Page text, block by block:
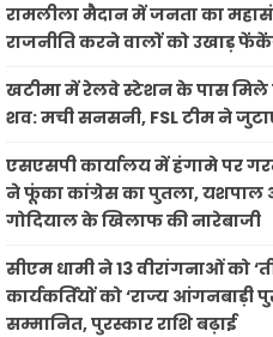
रामलीला मैदान में जनता का
राजनीति करने वालों को उखाड़
खटीमा में रेलवे स्टेशन के पास मिले
शव: मची सनसनी, FSL टीम ने
एसएसपी कार्यालय में हंगामे पर
ने फूंका कांग्रेस का पुतला,
गोदियाल के खिलाफ की नारेबाजी
सीएम धामी ने 13 वीरांगनाओं को
कार्यकर्तियों को ‘राज्य आंगनबाड़ी
सम्मानित, पुरस्कार राशि बढ़ाई